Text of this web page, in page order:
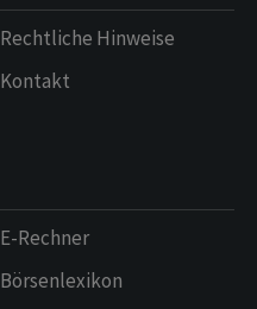
Rechtliche Hinweise
Kontakt
E-Rechner
Börsenlexikon